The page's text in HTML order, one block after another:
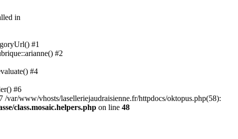
in
#1
#2
#4
#6
var/www/vhosts/laselleriejaudraisienne.fr/httpdocs/oktopus.php(58):
class.mosaic.helpers.php on line 48